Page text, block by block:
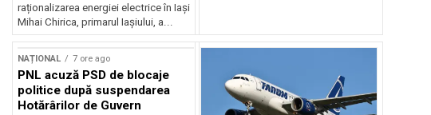
raționalizarea energiei electrice în Iași
Mihai Chirica, primarul Iașiului, a...
NAȚIONAL 7 ore ago
PNL acuză PSD de blocaje
politice după suspendarea
Hotărârilor de Guvern